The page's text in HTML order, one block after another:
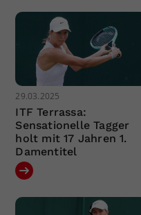
29.03.2025
ITF Terrassa:
Sensationelle Tagger
holt mit 17 Jahren 1.
Damentitel